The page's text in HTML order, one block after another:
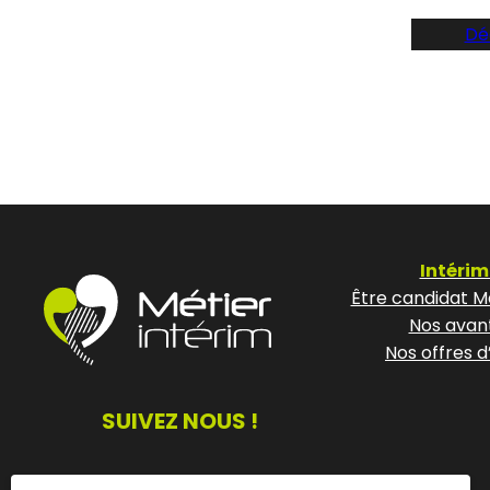
SUIVEZ NOUS !
Être candidat
Nos
Nos offres